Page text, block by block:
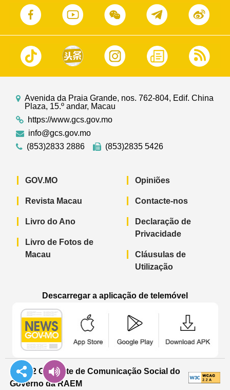
Avenida da Praia Grande, nos. 762-804, Edif. China
Plaza, 15.º andar, Macau
https://www.gcs.gov.mo
info@gcs.gov.mo
(853)2833 2886
(853)2835 5426
GOV.MO
Revista Macau
Livro do Ano
Livro de Fotos de
Macau
Opiniões
Contacte-nos
Declaração de
Privacidade
Cláusulas de
Utilização
Descarregar a aplicação de telemóvel
© 2022 Gabinete de Comunicação Social do
Governo da RAEM